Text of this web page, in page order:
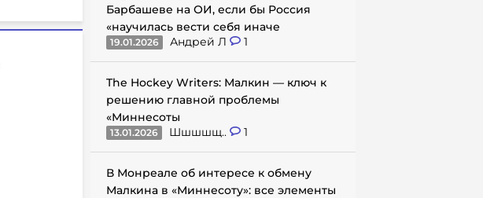
Барбашеве на ОИ, если бы Россия
«научилась вести себя иначе
19.01.2026 Андрей Л 1
The Hockey Writers: Малкин — ключ к
решению главной проблемы
«Миннесоты
13.01.2026 Шшшшщ.. 1
В Монреале об интересе к обмену
Малкина в «Миннесоту»: все элементы